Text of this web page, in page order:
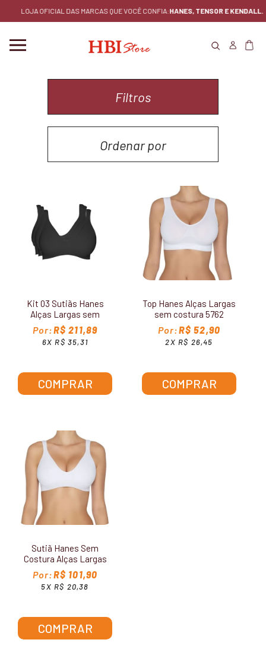
LOJA OFICIAL DAS MARCAS QUE VOCÊ CONFIA:HANES, TENSOR E KENDALL.
Filtros
Ordenar por
MAIOR PREÇO
MAIS VENDIDOS
Kit 03 Sutiãs Hanes
Alças Largas sem
Costura G795
R$ 211,89
6X R$ 35,31
COMPRAR
Top Hanes Alças Largas
sem costura 5762
R$ 52,90
2X R$ 26,45
COMPRAR
Sutiã Hanes Sem
Costura Alças Largas
G795
R$ 101,90
5X R$ 20,38
COMPRAR